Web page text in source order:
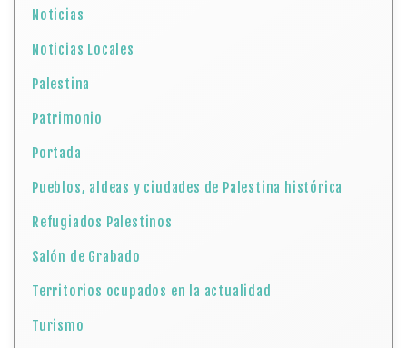
Noticias
Noticias Locales
Palestina
Patrimonio
Portada
Pueblos, aldeas y ciudades de Palestina histórica
Refugiados Palestinos
Salón de Grabado
Territorios ocupados en la actualidad
Turismo